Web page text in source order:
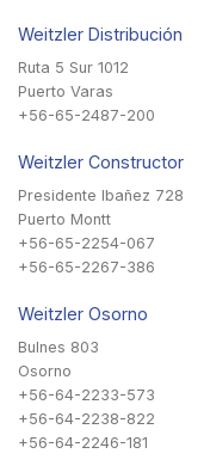
Weitzler Distribución
Ruta 5 Sur 1012
Puerto Varas
+56-65-2487-200
Weitzler Constructor
Presidente Ibañez 728
Puerto Montt
+56-65-2254-067
+56-65-2267-386
Weitzler Osorno
Bulnes 803
Osorno
+56-64-2233-573
+56-64-2238-822
+56-64-2246-181